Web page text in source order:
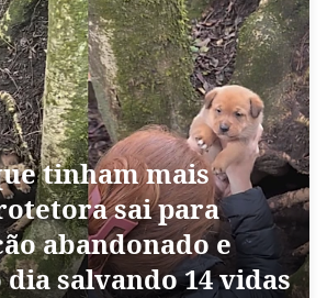
tinham mais
sai para
abandonado e
salvando 14 vidas